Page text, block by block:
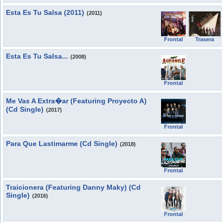
Esta Es Tu Salsa (2011) (2011)
Frontal Trasera
Esta Es Tu Salsa... (2008)
Frontal
Me Vas A Extra�ar (Featuring Proyecto A)
(Cd Single) (2017)
Frontal
Para Que Lastimarme (Cd Single) (2018)
Frontal
Traicionera (Featuring Danny Maky) (Cd
Single) (2016)
Frontal